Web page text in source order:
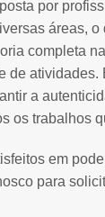
por
áreas, o
completa
de atividades.
a
os trabalhos
em
para